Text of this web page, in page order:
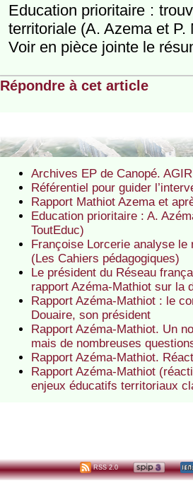
Education prioritaire :
territoriale (A. Azema et P.
Voir en pièce jointe le
Répondre à cet article
Archives EP de Canopé.
Référentiel pour guider
Rapport Mathiot Azema et
Education prioritaire : A.
ToutEduc)
Françoise Lorcerie analyse le
(Les Cahiers pédagogiques)
Le président du Réseau
rapport Azéma-Mathiot sur la
Rapport Azéma-Mathiot : le
Douaire, son président
Rapport Azéma-Mathiot. Un
mais de nombreuses
Rapport Azéma-Mathiot.
Rapport Azéma-Mathiot
enjeux éducatifs territoriaux
RSS 2.0